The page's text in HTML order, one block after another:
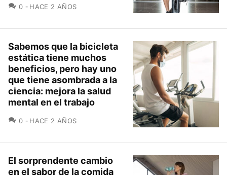
0 COMENTARIOS
HACE 2 AÑOS
Sabemos que la bicicleta
estática tiene muchos
beneficios, pero hay uno
que tiene asombrada a la
ciencia: mejora la salud
mental en el trabajo
0 COMENTARIOS
HACE 2 AÑOS
El sorprendente cambio
en el sabor de la comida